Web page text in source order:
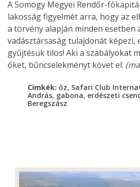
A Somogy Megyei Rendőr-
lakosság figyelmét arra, hogy az
a törvény alapján minden esetben
vadásztársaság tulajdonát képezi,
gyűjtésük tilos! Aki a szabályokat
őket, bűncselekményt követ el.
Cimkék: őz, Safari Club
András, gabona, erdészeti
Beregszász